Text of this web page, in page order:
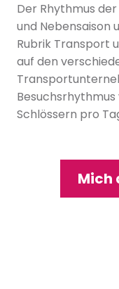
Der Rhythmus
und Nebensaison
Rubrik Transport
auf den
Schlössern pro
Mich